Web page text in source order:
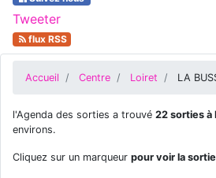
Tweeter
flux RSS
Accueil Centre Loiret LA
l'Agenda des sorties a trouvé 22 sorties à
environs.
Cliquez sur un marqueur pour voir la sortie